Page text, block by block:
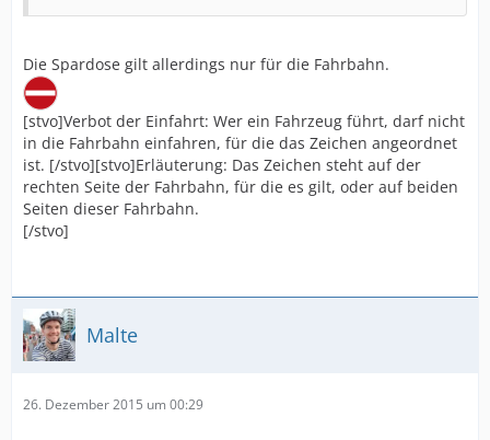
Die Spardose gilt allerdings nur für die Fahrbahn.
[stvo]Verbot der Einfahrt: Wer ein Fahrzeug führt, darf nicht
in die Fahrbahn einfahren, für die das Zeichen angeordnet
ist. [/stvo][stvo]Erläuterung: Das Zeichen steht auf der
rechten Seite der Fahrbahn, für die es gilt, oder auf beiden
Seiten dieser Fahrbahn.
[/stvo]
Malte
26. Dezember 2015 um 00:29